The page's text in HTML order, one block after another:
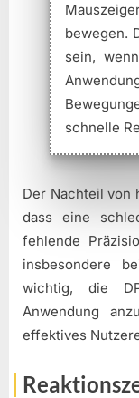
bewegen.
sein,
schnelle
Der Nachteil von
dass eine
fehlende
insbesondere
wichtig, die
Anwendung
effektives